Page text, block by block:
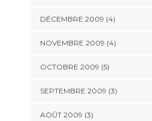
DÉCEMBRE 2009 (4)
NOVEMBRE 2009 (4)
OCTOBRE 2009 (5)
SEPTEMBRE 2009 (3)
AOÛT 2009 (3)